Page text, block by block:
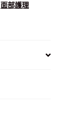
面部護理